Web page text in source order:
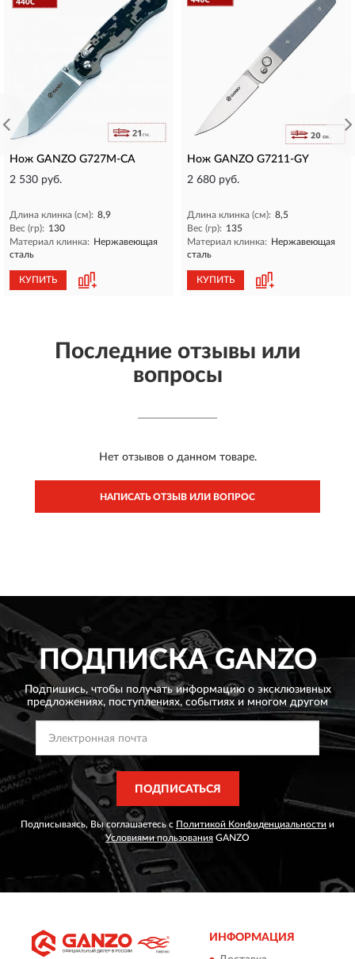
Нож GANZO G727M-CA
2 530 руб.
Длина клинка (см): 8,9
Вес (гр): 130
Материал клинка: Нержавеющая
сталь
КУПИТЬ
Нож GANZO G7211-GY
2 680 руб.
Длина клинка (см): 8,5
Вес (гр): 135
Материал клинка: Нержавеющая
сталь
КУПИТЬ
Последние отзывы или
вопросы
Нет отзывов о данном товаре.
НАПИСАТЬ ОТЗЫВ ИЛИ ВОПРОС
ПОДПИСКАGANZO
Подпишись, чтобы получать информацию о эксклюзивных
предложениях, поступлениях, событиях и многом другом
ПОДПИСАТЬСЯ
Подписываясь, Вы соглашаетесь с Политикой Конфиденциальности и
Условиями пользования GANZO
ИНФОРМАЦИЯ